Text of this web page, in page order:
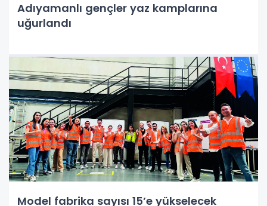
Adıyamanlı gençler yaz kamplarına
uğurlandı
Model fabrika sayısı 15’e yükselecek